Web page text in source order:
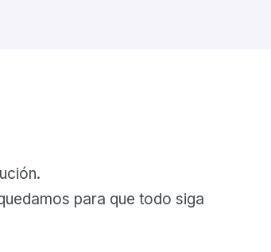
para que todo siga